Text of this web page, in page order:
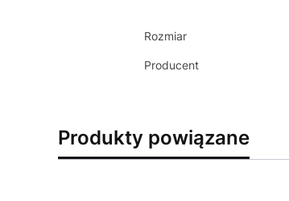
Rozmiar
Producent
Produkty powiązane